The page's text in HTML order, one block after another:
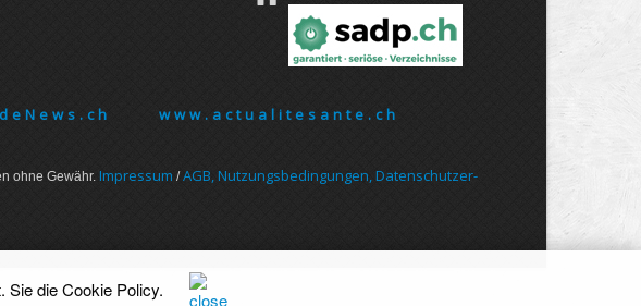
www.actualitesante.ch
ohne Gewähr. Im­pres­sum /AGB, Nut­zungs­bedin­gungen, Daten­schutz­er­
Sie dieCookie Policy.